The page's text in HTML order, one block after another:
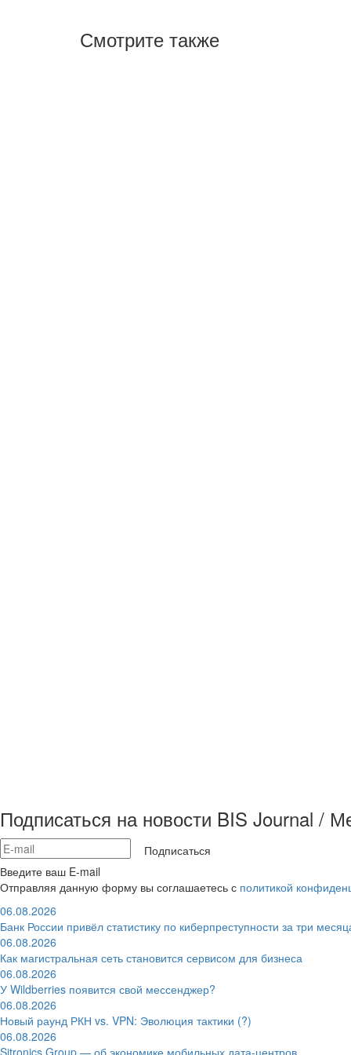
Смотрите также
Подписаться на новости BIS Journal /
Подписаться
Введите ваш E-mail
Отправляя данную форму вы соглашаетесь с политикой
06.08.2026
Банк России привёл статистику по киберпреступности за три
06.08.2026
Как магистральная сеть становится сервисом для бизнеса
06.08.2026
У Wildberries появится свой мессенджер?
06.08.2026
Новый раунд РКН vs. VPN: Эволюция тактики (?)
06.08.2026